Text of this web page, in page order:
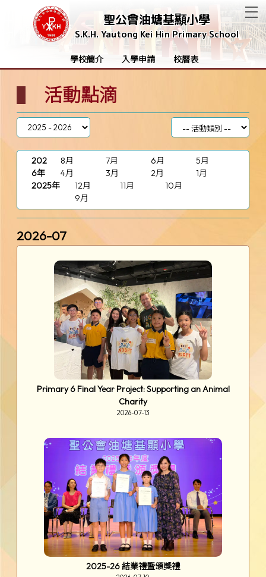
聖公會油塘基顯小學
S.K.H. Yautong Kei Hin Primary School
學校簡介 入學申請 校曆表
活動點滴
202
6年
8月 7月 6月
5月
4月
3月 2月
1月
2025年
12月 11月
10月
9月
2026-07
Primary 6 Final Year Project: Supporting an Animal
Charity
2026-07-13
2025-26 結業禮暨頒獎禮